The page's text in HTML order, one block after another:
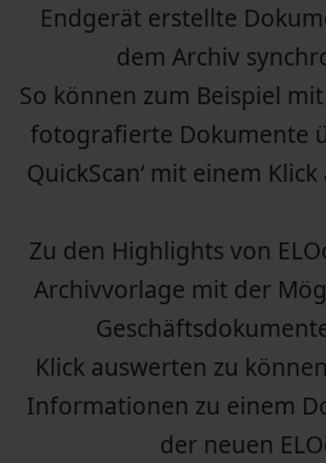
Endgerät erstellte
dem Archiv
So können zum Beispiel
fotografierte Dokumente
QuickScan‘ mit einem
Zu den Highlights von
Archivvorlage mit der
Klick auswerten zu
Informationen zu einem
der neuen